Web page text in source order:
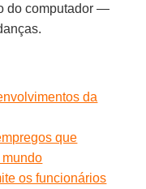
do computador —
da
que
os funcionários